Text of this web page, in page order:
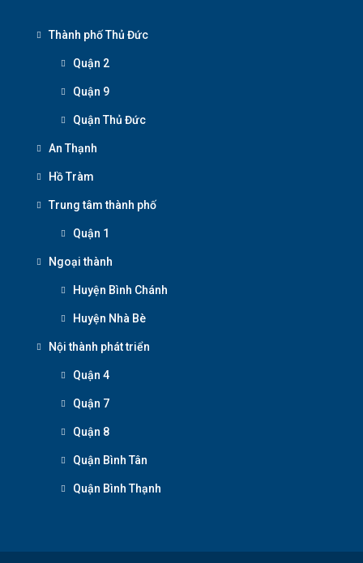
Thành phố Thủ Đức
Quận 2
Quận 9
Quận Thủ Đức
An Thạnh
Hồ Tràm
Trung tâm thành phố
Quận 1
Ngoại thành
Huyện Bình Chánh
Huyện Nhà Bè
Nội thành phát triển
Quận 4
Quận 7
Quận 8
Quận Bình Tân
Quận Bình Thạnh